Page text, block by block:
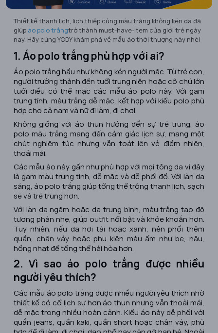
Thiết kế thanh lịch, lịch thiệp cùng màu trắng không kén da đã
giúp áo polo trắngtrở thành must-have-item của giới trẻ ngày
nay. Hãy cùng YODY khám phá về mẫu áo thời thượng này nhé!
1. Áo polo trắng phù hợp với ai?
Áo polo trắng hầu như không kén người mặc. Từ trẻ con,
người trưởng thành đến tuổi trung niên hoặc cô chú lớn
tuổi điều có thể mặc các mẫu áo polo này. Với gam
trung tính, màu trắng dễ mặc, kết hợp với kiểu polo phù
hợp cho cả nam và nữ đi làm, đi chơi.
Không giống với áo thun hướng đến sự trẻ trung, áo
polo màu trắng mang đến cảm giác lịch sự, mang một
chút nghiêm túc nhưng vẫn toát lên vẻ điềm nhiên,
thoải mái.
Các mẫu áo này gần như phù hợp với mọi tông da vì đây
là gam màu trung tính, dễ mặc và dễ phối đồ. Với làn da
sáng, áo polo trắng giúp tổng thể trông thanh lịch, sạch
sẽ và trẻ trung hơn.
Với làn da ngăm hoặc da trung bình, màu trắng tạo độ
tương phản nhẹ, giúp outfit nổi bật và khỏe khoắn hơn.
Tuy nhiên, nếu da hơi tái hoặc xanh, nên phối thêm
quần, chân váy hoặc phụ kiện màu ấm như be, nâu,
hồng nhạt để tổng thể hài hòa hơn.
2. Vì sao áo polo trắng được nhiều
người yêu thích?
Các mẫu áo polo trắng được nhiều người yêu thích nhờ
thiết kế có cổ lịch sự hơn áo thun nhưng vẫn thoải mái,
dễ mặc trong nhiều hoàn cảnh. Kiểu áo này dễ phối với
quần jeans, quần kaki, quần short hoặc chân váy, phù